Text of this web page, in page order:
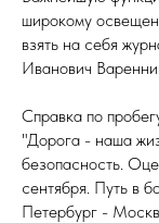
широкому
взять на себя
Иванович
Справка по
"Дорога - наша
безопасность.
сентября. Путь в
Петербург -